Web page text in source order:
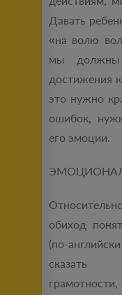
Давать
«на волю
мы должны
достижения
это нужно
ошибок,
его эмоции.
обиход
(по-
сказать